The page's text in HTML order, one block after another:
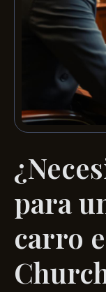
para
carro